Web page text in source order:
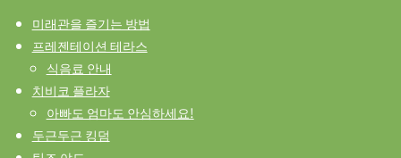
미래관을 즐기는 방법
프레젠테이션 테라스
식음료 안내
치비코 플라자
아빠도 엄마도 안심하세요!
두근두근 킹덤